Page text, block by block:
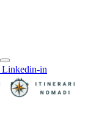
Linkedin-in